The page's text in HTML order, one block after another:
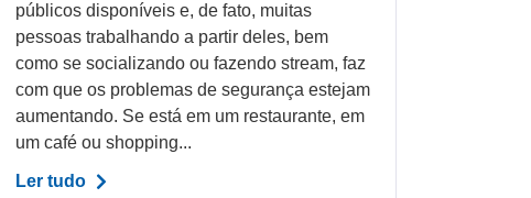
públicos disponíveis e, de fato, muitas
pessoas trabalhando a partir deles, bem
como se socializando ou fazendo stream, faz
com que os problemas de segurança estejam
aumentando. Se está em um restaurante, em
um café ou shopping...
Ler tudo